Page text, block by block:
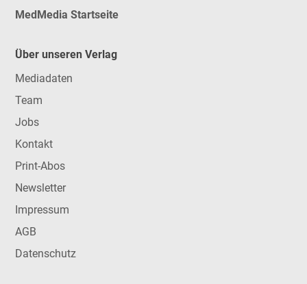
MedMedia Startseite
Über unseren Verlag
Mediadaten
Team
Jobs
Kontakt
Print-Abos
Newsletter
Impressum
AGB
Datenschutz